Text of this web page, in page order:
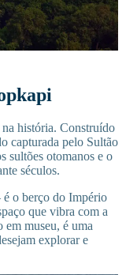
história. Construído
capturada pelo Sultão
sultões otomanos e o
séculos.
o berço do Império
que vibra com a
em museu, é uma
explorar e